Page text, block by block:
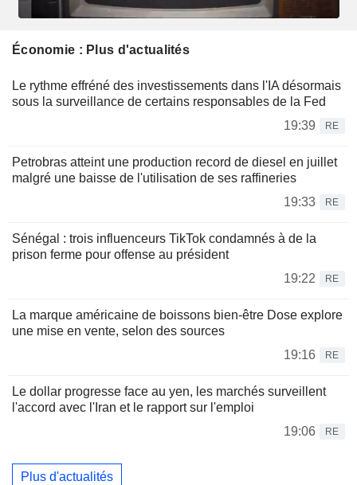
Économie : Plus d'actualités
Le rythme effréné des investissements dans l'IA désormais
sous la surveillance de certains responsables de la Fed
19:39
RE
Petrobras atteint une production record de diesel en juillet
malgré une baisse de l'utilisation de ses raffineries
19:33
RE
Sénégal : trois influenceurs TikTok condamnés à de la
prison ferme pour offense au président
19:22
RE
La marque américaine de boissons bien-être Dose explore
une mise en vente, selon des sources
19:16
RE
Le dollar progresse face au yen, les marchés surveillent
l'accord avec l'Iran et le rapport sur l'emploi
19:06
RE
Plus d'actualités